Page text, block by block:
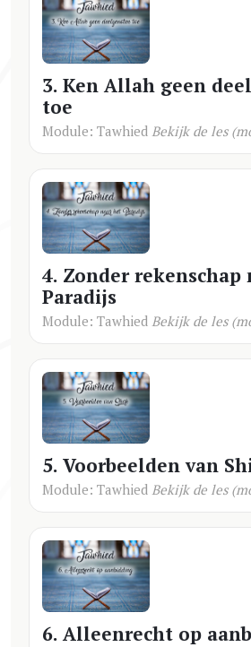
3. Ken Allah geen
toe
Module: Tawhied Bekijk de les
4. Zonder rekenschap
Paradijs
Module: Tawhied Bekijk de les
5. Voorbeelden van
Module: Tawhied Bekijk de les
6. Alleenrecht op